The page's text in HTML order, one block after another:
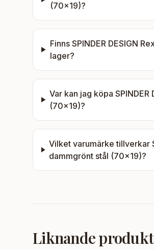
(70x19)?
Finns SPINDER DESIGN
lager?
Var kan jag köpa
(70x19)?
Vilket varumärke tillverkar
dammgrönt stål (70x19)?
Liknande